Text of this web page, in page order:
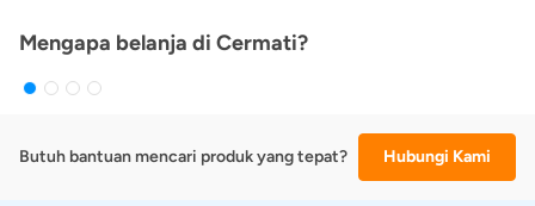
Mengapa belanja di Cermati?
Butuh bantuan mencari produk yang tepat? Hubungi Kami